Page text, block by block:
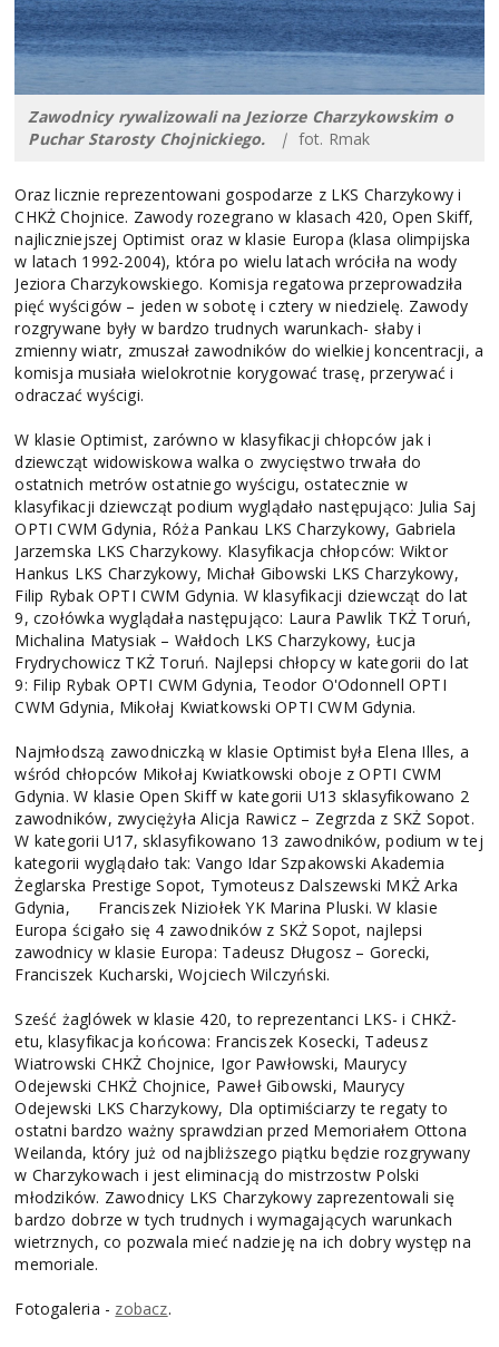
Zawodnicy rywalizowali na Jeziorze Charzykowskim o
Puchar Starosty Chojnickiego. | fot. Rmak
Oraz licznie reprezentowani gospodarze z LKS Charzykowy i
CHKŻ Chojnice. Zawody rozegrano w klasach 420, Open Skiff,
najliczniejszej Optimist oraz w klasie Europa (klasa olimpijska
w latach 1992-2004), która po wielu latach wróciła na wody
Jeziora Charzykowskiego. Komisja regatowa przeprowadziła
pięć wyścigów – jeden w sobotę i cztery w niedzielę. Zawody
rozgrywane były w bardzo trudnych warunkach- słaby i
zmienny wiatr, zmuszał zawodników do wielkiej koncentracji, a
komisja musiała wielokrotnie korygować trasę, przerywać i
odraczać wyścigi.
W klasie Optimist, zarówno w klasyfikacji chłopców jak i
dziewcząt widowiskowa walka o zwycięstwo trwała do
ostatnich metrów ostatniego wyścigu, ostatecznie w
klasyfikacji dziewcząt podium wyglądało następująco: Julia Saj
OPTI CWM Gdynia, Róża Pankau LKS Charzykowy, Gabriela
Jarzemska LKS Charzykowy. Klasyfikacja chłopców: Wiktor
Hankus LKS Charzykowy, Michał Gibowski LKS Charzykowy,
Filip Rybak OPTI CWM Gdynia. W klasyfikacji dziewcząt do lat
9, czołówka wyglądała następująco: Laura Pawlik TKŻ Toruń,
Michalina Matysiak – Wałdoch LKS Charzykowy, Łucja
Frydrychowicz TKŻ Toruń. Najlepsi chłopcy w kategorii do lat
9: Filip Rybak OPTI CWM Gdynia, Teodor O'Odonnell OPTI
CWM Gdynia, Mikołaj Kwiatkowski OPTI CWM Gdynia.
Najmłodszą zawodniczką w klasie Optimist była Elena Illes, a
wśród chłopców Mikołaj Kwiatkowski oboje z OPTI CWM
Gdynia. W klasie Open Skiff w kategorii U13 sklasyfikowano 2
zawodników, zwyciężyła Alicja Rawicz – Zegrzda z SKŻ Sopot.
W kategorii U17, sklasyfikowano 13 zawodników, podium w tej
kategorii wyglądało tak: Vango Idar Szpakowski Akademia
Żeglarska Prestige Sopot, Tymoteusz Dalszewski MKŻ Arka
Gdynia, Franciszek Niziołek YK Marina Pluski. W klasie
Europa ścigało się 4 zawodników z SKŻ Sopot, najlepsi
zawodnicy w klasie Europa: Tadeusz Długosz – Gorecki,
Franciszek Kucharski, Wojciech Wilczyński.
Sześć żaglówek w klasie 420, to reprezentanci LKS- i CHKŻ-
etu, klasyfikacja końcowa: Franciszek Kosecki, Tadeusz
Wiatrowski CHKŻ Chojnice, Igor Pawłowski, Maurycy
Odejewski CHKŻ Chojnice, Paweł Gibowski, Maurycy
Odejewski LKS Charzykowy, Dla optimiściarzy te regaty to
ostatni bardzo ważny sprawdzian przed Memoriałem Ottona
Weilanda, który już od najbliższego piątku będzie rozgrywany
w Charzykowach i jest eliminacją do mistrzostw Polski
młodzików. Zawodnicy LKS Charzykowy zaprezentowali się
bardzo dobrze w tych trudnych i wymagających warunkach
wietrznych, co pozwala mieć nadzieję na ich dobry występ na
memoriale.
Fotogaleria - zobacz.